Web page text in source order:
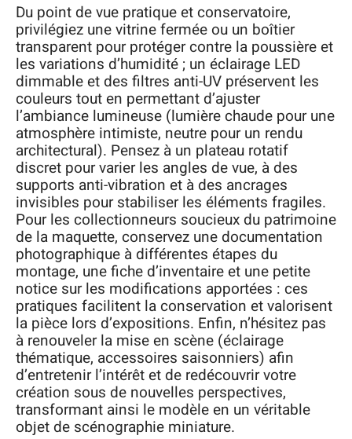
Du point de vue pratique et conservatoire,
privilégiez une vitrine fermée ou un boîtier
transparent pour protéger contre la poussière et
les variations d’humidité ; un éclairage LED
dimmable et des filtres anti-UV préservent les
couleurs tout en permettant d’ajuster
l’ambiance lumineuse (lumière chaude pour une
atmosphère intimiste, neutre pour un rendu
architectural). Pensez à un plateau rotatif
discret pour varier les angles de vue, à des
supports anti-vibration et à des ancrages
invisibles pour stabiliser les éléments fragiles.
Pour les collectionneurs soucieux du patrimoine
de la maquette, conservez une documentation
photographique à différentes étapes du
montage, une fiche d’inventaire et une petite
notice sur les modifications apportées : ces
pratiques facilitent la conservation et valorisent
la pièce lors d’expositions. Enfin, n’hésitez pas
à renouveler la mise en scène (éclairage
thématique, accessoires saisonniers) afin
d’entretenir l’intérêt et de redécouvrir votre
création sous de nouvelles perspectives,
transformant ainsi le modèle en un véritable
objet de scénographie miniature.